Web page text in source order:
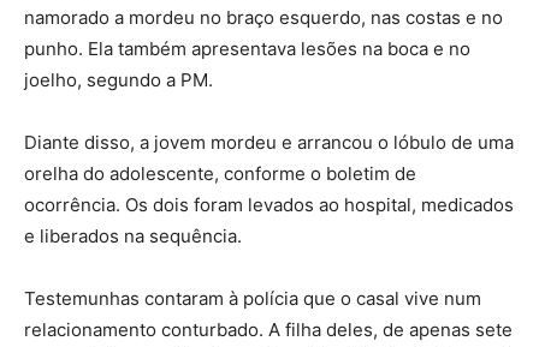
namorado a mordeu no braço esquerdo, nas costas e no
punho. Ela também apresentava lesões na boca e no
joelho, segundo a PM.
Diante disso, a jovem mordeu e arrancou o lóbulo de uma
orelha do adolescente, conforme o boletim de
ocorrência. Os dois foram levados ao hospital, medicados
e liberados na sequência.
Testemunhas contaram à polícia que o casal vive num
relacionamento conturbado. A filha deles, de apenas sete